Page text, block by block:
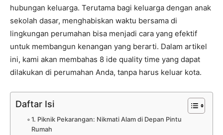
hubungan keluarga. Terutama bagi keluarga dengan anak
sekolah dasar, menghabiskan waktu bersama di
lingkungan perumahan bisa menjadi cara yang efektif
untuk membangun kenangan yang berarti. Dalam artikel
ini, kami akan membahas 8 ide quality time yang dapat
dilakukan di perumahan Anda, tanpa harus keluar kota.
Daftar Isi
1. Piknik Pekarangan: Nikmati Alam di Depan Pintu
Rumah